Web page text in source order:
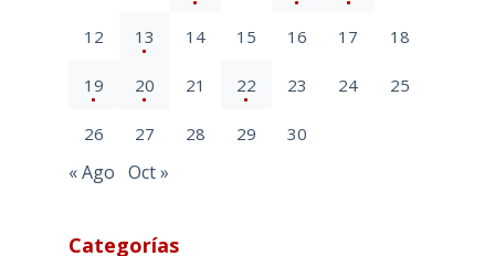
12 13 14 15 16 17 18
19 20 21 22 23 24 25
26 27 28 29 30
« Ago Oct »
Categorías